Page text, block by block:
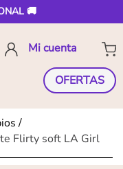
🚚
OFERTAS
Flirty soft LA Girl